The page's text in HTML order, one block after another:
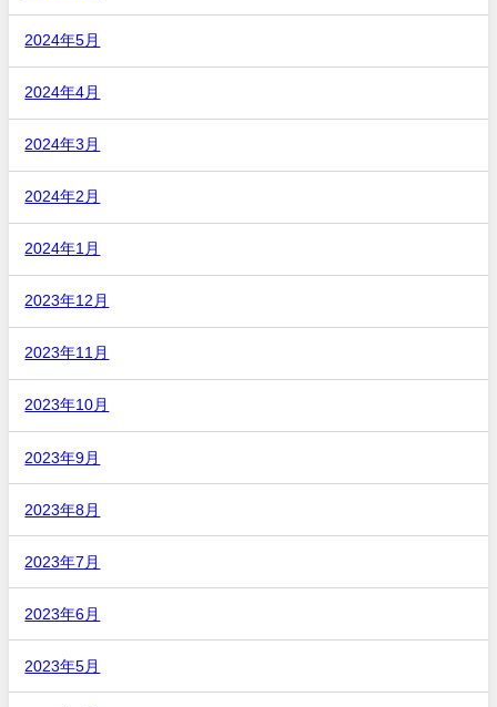
2024年5月
2024年4月
2024年3月
2024年2月
2024年1月
2023年12月
2023年11月
2023年10月
2023年9月
2023年8月
2023年7月
2023年6月
2023年5月